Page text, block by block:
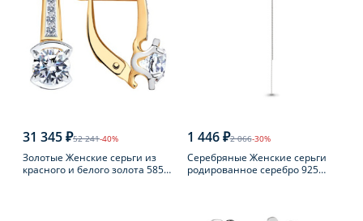
31 345 ₽52 241-40%
Золотые Женские серьги из
красного и белого золота 585
1 446 ₽2 066-30%
Серебряные Женские серьги
родированное серебро 925